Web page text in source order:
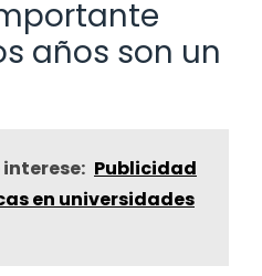
años son un
Publicidad
en universidades